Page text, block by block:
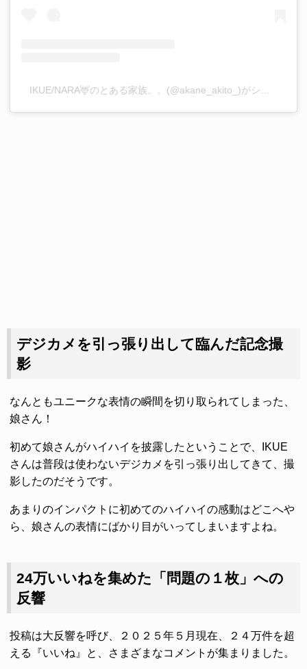
デジカメを引っ張り出して臨んだ記念撮
影
なんともユニークな表情の瞬間を切り取られてしまった、
娘さん！
初めて娘さんがハイハイを披露したということで、IKUE
さんは普段は使わないデジカメを引っ張り出してきて、撮
影したのだそうです。
あまりのインパクトに初めてのハイハイの感動はどこへや
ら、娘さんの表情にばかり目がいってしまいますよね。
24万いいねを集めた「問題の１枚」への
反響
投稿は大反響を呼び、２０２５年５月現在、２４万件を超
える『いいね』と、さまざまなコメントが集まりました。